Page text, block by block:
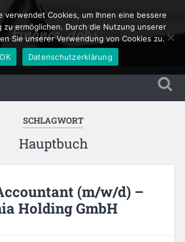
Finance Jobs
SCHLAGWORT
Hauptbuch
(m/w/d) –
Holding GmbH
verwendet Cookies, um Ihnen eine bessere
zu ermöglichen. Durch die Nutzung unserer
Sie unserer Verwendung von Cookies zu.
OK
Datenschutzerklärung